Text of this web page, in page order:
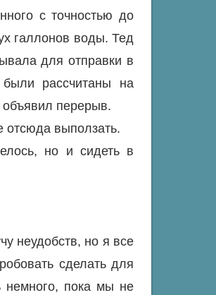
с точностью до
галлонов воды. Тед
для отправки в
были рассчитаны на
перерыв.
отсюда выползать.
но и сидеть в
неудобств, но я все
сделать для
немного, пока мы не